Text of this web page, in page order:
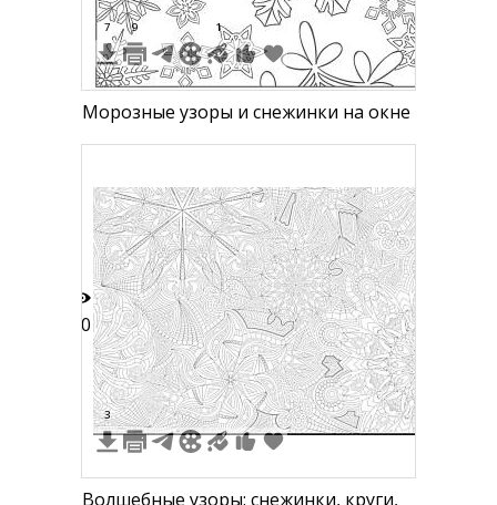
7 9 1
Морозные узоры и снежинки на окне
10
3
Волшебные узоры: снежинки, круги,